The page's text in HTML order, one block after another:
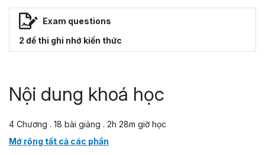
Exam questions
2 đề thi ghi nhớ kiến thức
Nội dung khoá học
4 Chương . 18 bài giảng . 2h 28m giờ học
Mở rộng tất cả các phần